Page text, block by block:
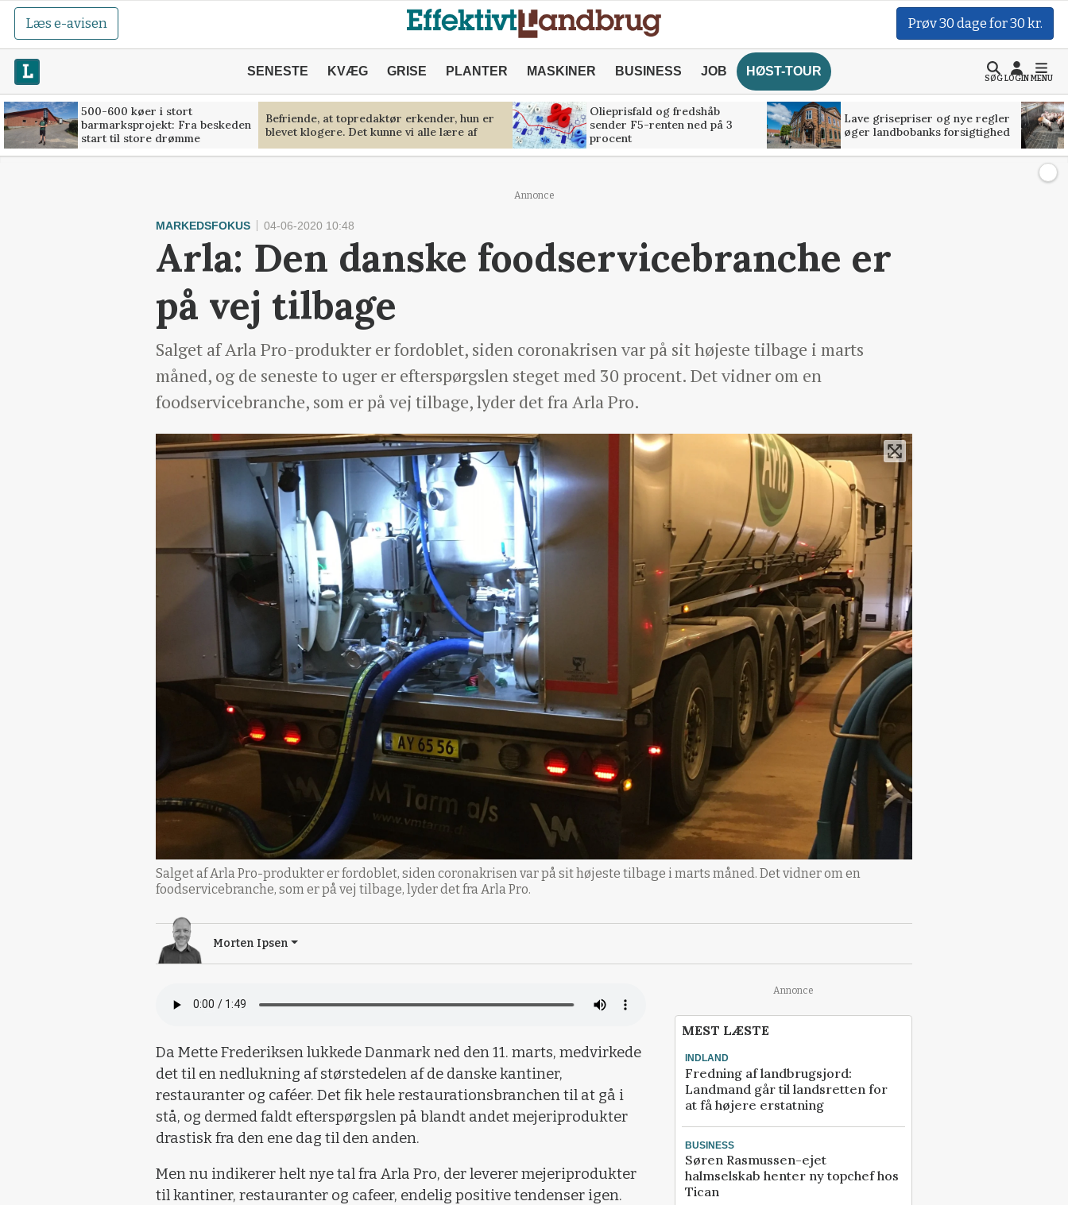
Læs e-avisen Prøv 30 dage for 30 kr.
SENESTE KVÆG GRISE PLANTER MASKINER BUSINESS JOB HØST-TOUR
SØGLOGINMENU
500-600 køer i stort
barmarksprojekt: Fra beskeden
start til store drømme
Befriende, at topredaktør erkender, hun er
blevet klogere. Det kunne vi alle lære af
Olieprisfald og fredshåb
sender F5-renten ned på 3
procent
Lave grisepriser og nye regler
øger landbobanks forsigtighed
Annonce
MARKEDSFOKUS 04-06-2020 10:48
Arla: Den danske foodservicebranche er
på vej tilbage
Salget af Arla Pro-produkter er fordoblet, siden coronakrisen var på sit højeste tilbage i marts
måned, og de seneste to uger er efterspørgslen steget med 30 procent. Det vidner om en
foodservicebranche, som er på vej tilbage, lyder det fra Arla Pro.
Salget af Arla Pro-produkter er fordoblet, siden coronakrisen var på sit højeste tilbage i marts måned. Det vidner om en
foodservicebranche, som er på vej tilbage, lyder det fra Arla Pro.
Morten Ipsen
Da Mette Frederiksen lukkede Danmark ned den 11. marts, medvirkede
det til en nedlukning af størstedelen af de danske kantiner,
restauranter og caféer. Det fik hele restaurationsbranchen til at gå i
stå, og dermed faldt efterspørgslen på blandt andet mejeriprodukter
drastisk fra den ene dag til den anden.
Men nu indikerer helt nye tal fra Arla Pro, der leverer mejeriprodukter
til kantiner, restauranter og cafeer, endelig positive tendenser igen.
Annonce
MEST LÆSTE
INDLAND
Fredning af landbrugsjord:
Landmand går til landsretten for
at få højere erstatning
BUSINESS
Søren Rasmussen-ejet
halmselskab henter ny topchef hos
Tican